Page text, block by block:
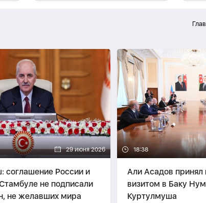
29 июня 2026
соглашение России и
не подписали
не желавших мира
18:38
Али Асадов принял
визитом в Баку
Куртулмуша